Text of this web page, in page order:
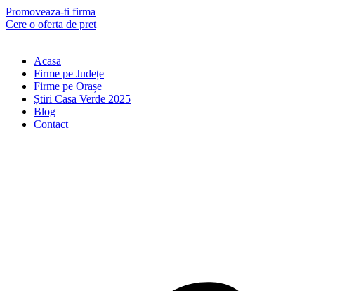
Skip
to
Promoveaza-ti firma
Cere o oferta de pret
Acasa
Firme pe Județe
Firme pe Orașe
Știri Casa Verde 2025
Blog
Contact